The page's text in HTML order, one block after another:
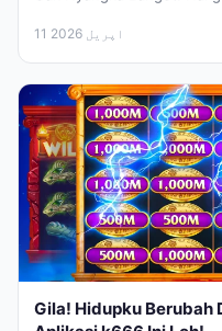
11 اپریل 2026
Gila! Hidupku Berubah